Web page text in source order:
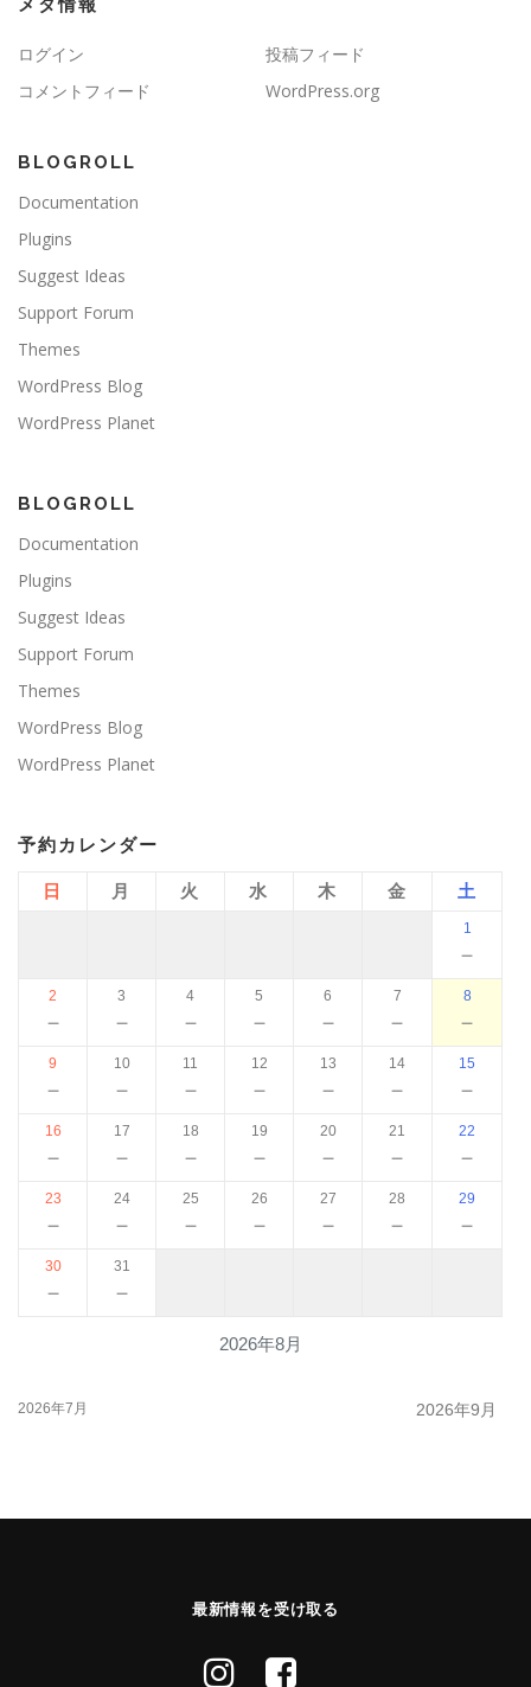
メタ情報
ログイン
投稿フィード
コメントフィード
WordPress.org
BLOGROLL
Documentation
Plugins
Suggest Ideas
Support Forum
Themes
WordPress Blog
WordPress Planet
BLOGROLL
Documentation
Plugins
Suggest Ideas
Support Forum
Themes
WordPress Blog
WordPress Planet
予約カレンダー
2026年8月
日 月 火 水 木 金 土
1
－
2
－
3
－
4
－
5
－
6
－
7
－
8
－
9
－
10
－
11
－
12
－
13
－
14
－
15
－
16
－
17
－
18
－
19
－
20
－
21
－
22
－
23
－
24
－
25
－
26
－
27
－
28
－
29
－
30
－
31
－
2026年7月 2026年9月
最新情報を受け取る